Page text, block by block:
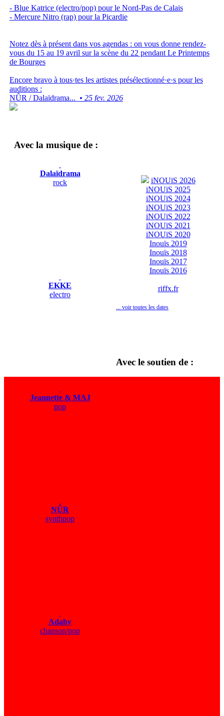
- Blue Katrice (electro/pop) pour le Nord-Pas de Calais
- Mercure Nitro (rap) pour la Picardie
Notez dès à présent dans vos agendas : on vous donne rendez-
vous du 15 au 19 avril sur la scène du 22 pendant Le Printemps
de Bourges
Encore bravo à tous·tes les artistes présélectionné·e·s pour les
auditions :
NÛR / Dalaïdrama... • 25 fev. 2026
Avec la musique de :
Dalaïdrama
rock
EKKE
electro
Jeannette & MAJ
pop
NÛR
synthpop
Adahy
chanson/pop
iNOUïS 2026
iNOUïS 2025
iNOUïS 2024
iNOUïS 2023
iNOUïS 2022
iNOUïS 2021
iNOUïS 2020
Inouïs 2019
Inouïs 2018
Inouïs 2017
Inouïs 2016
riffx.fr
... voir toutes les dates
Avec le soutien de :